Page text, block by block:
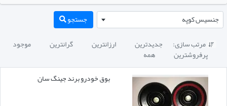
جنسیس کوپه جستجو
 مرتب سازی: جدیدترین ارزانترین گرانترین موجود
پرفروشترین
همه
بوق خودرو برند جینگ سان